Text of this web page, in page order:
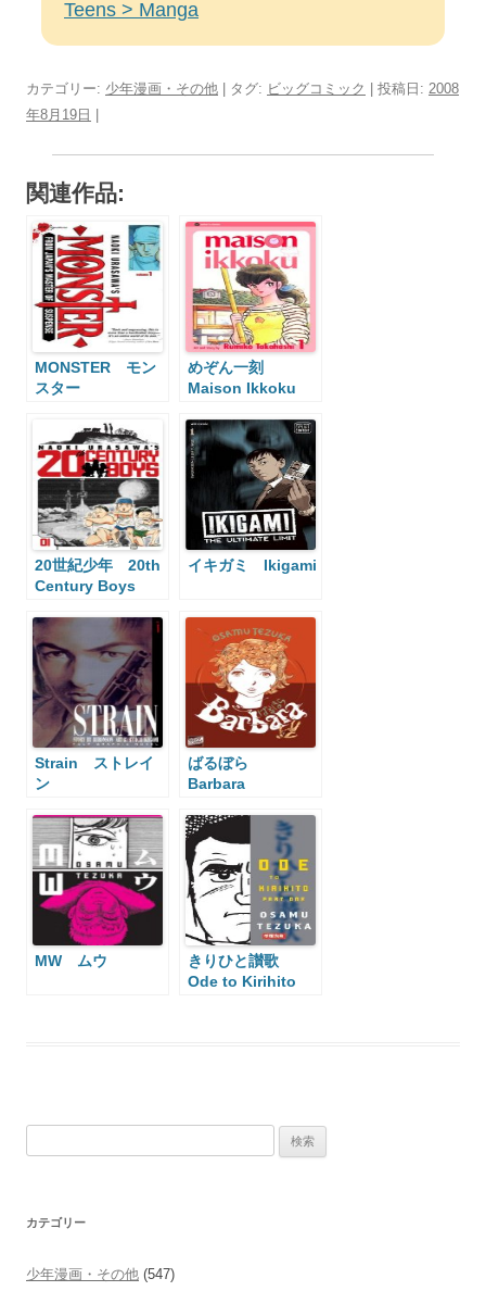
Teens > Manga
カテゴリー: 少年漫画・その他 | タグ: ビッグコミック | 投稿日: 2008
年8月19日
関連作品:
MONSTER モン
スター
めぞん一刻
Maison Ikkoku
20世紀少年 20th
Century Boys
イキガミ Ikigami
Strain ストレイ
ン
ばるぼら
Barbara
MW ムウ
きりひと讃歌
Ode to Kirihito
カテゴリー
少年漫画・その他 (547)